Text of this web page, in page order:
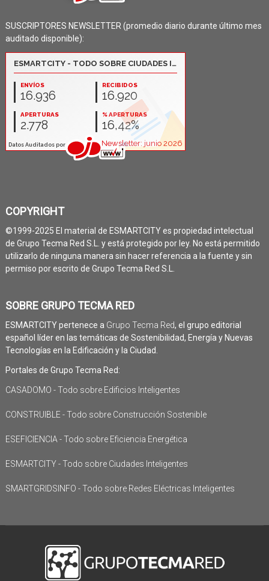
SUSCRIPTORES NEWSLETTER (promedio diario durante último mes
auditado disponible):
COPYRIGHT
©1999-2025 El material de ESMARTCITY es propiedad intelectual
de Grupo Tecma Red S.L. y está protegido por ley. No está permitido
utilizarlo de ninguna manera sin hacer referencia a la fuente y sin
permiso por escrito de Grupo Tecma Red S.L.
SOBRE GRUPO TECMA RED
ESMARTCITY pertenece a Grupo Tecma Red, el grupo editorial
español líder en las temáticas de Sostenibilidad, Energía y Nuevas
Tecnologías en la Edificación y la Ciudad.
Portales de Grupo Tecma Red:
CASADOMO - Todo sobre Edificios Inteligentes
CONSTRUIBLE - Todo sobre Construcción Sostenible
ESEFICIENCIA - Todo sobre Eficiencia Energética
ESMARTCITY - Todo sobre Ciudades Inteligentes
SMARTGRIDSINFO - Todo sobre Redes Eléctricas Inteligentes